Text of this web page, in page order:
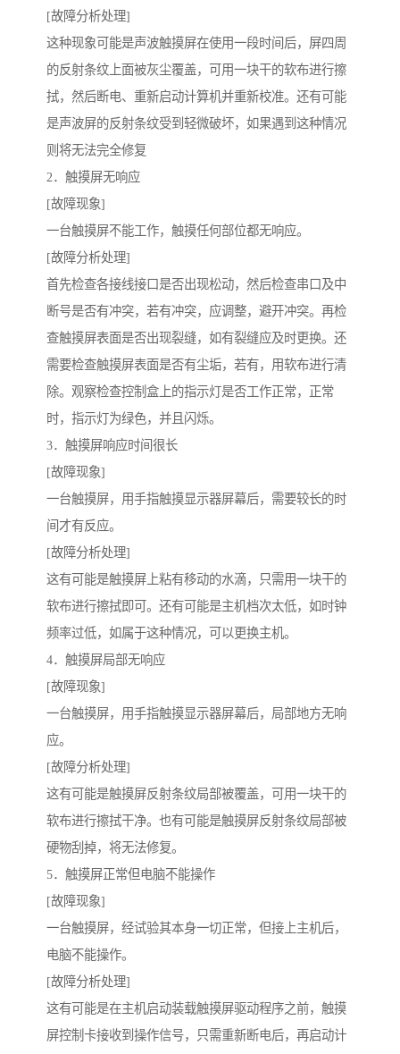
[故障分析处理]
这种现象可能是声波触摸屏在使用一段时间后，屏四周
的反射条纹上面被灰尘覆盖，可用一块干的软布进行擦
拭，然后断电、重新启动计算机并重新校准。还有可能
是声波屏的反射条纹受到轻微破坏，如果遇到这种情况
则将无法完全修复
2．触摸屏无响应
[故障现象]
一台触摸屏不能工作，触摸任何部位都无响应。
[故障分析处理]
首先检查各接线接口是否出现松动，然后检查串口及中
断号是否有冲突，若有冲突，应调整，避开冲突。再检
查触摸屏表面是否出现裂缝，如有裂缝应及时更换。还
需要检查触摸屏表面是否有尘垢，若有，用软布进行清
除。观察检查控制盒上的指示灯是否工作正常，正常
时，指示灯为绿色，并且闪烁。
3．触摸屏响应时间很长
[故障现象]
一台触摸屏，用手指触摸显示器屏幕后，需要较长的时
间才有反应。
[故障分析处理]
这有可能是触摸屏上粘有移动的水滴，只需用一块干的
软布进行擦拭即可。还有可能是主机档次太低，如时钟
频率过低，如属于这种情况，可以更换主机。
4．触摸屏局部无响应
[故障现象]
一台触摸屏，用手指触摸显示器屏幕后，局部地方无响
应。
[故障分析处理]
这有可能是触摸屏反射条纹局部被覆盖，可用一块干的
软布进行擦拭干净。也有可能是触摸屏反射条纹局部被
硬物刮掉，将无法修复。
5．触摸屏正常但电脑不能操作
[故障现象]
一台触摸屏，经试验其本身一切正常，但接上主机后，
电脑不能操作。
[故障分析处理]
这有可能是在主机启动装载触摸屏驱动程序之前，触摸
屏控制卡接收到操作信号，只需重新断电后，再启动计